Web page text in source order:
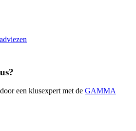
een klusexpert met de GAMMA